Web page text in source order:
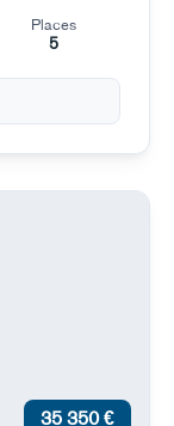
Places
5
35 350 €